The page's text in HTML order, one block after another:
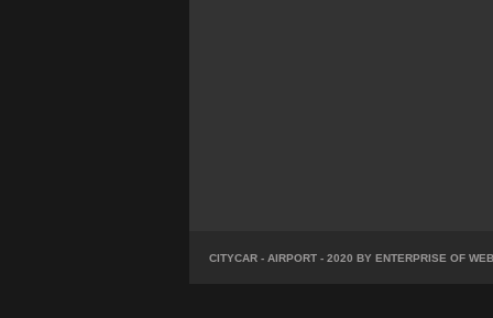
CITYCAR - AIRPORT - 2020 BY ENTERPRISE OF